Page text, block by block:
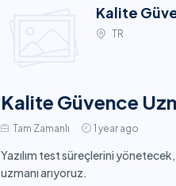
Kalite
TR
Kalite Güvence
Tam Zamanlı 1 year ago
Yazılım test süreçlerini
uzmanı arıyoruz.